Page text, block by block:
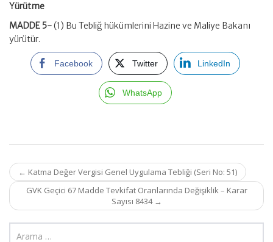
Yürütme
MADDE 5-(1) Bu Tebliğ hükümlerini Hazine ve Maliye Bakanı
yürütür.
Facebook Twitter LinkedIn
WhatsApp
Post
navigation
← Katma Değer Vergisi Genel Uygulama Tebliği (Seri No: 51)
GVK Geçici 67 Madde Tevkifat Oranlarında Değişiklik – Karar
Sayısı 8434 →